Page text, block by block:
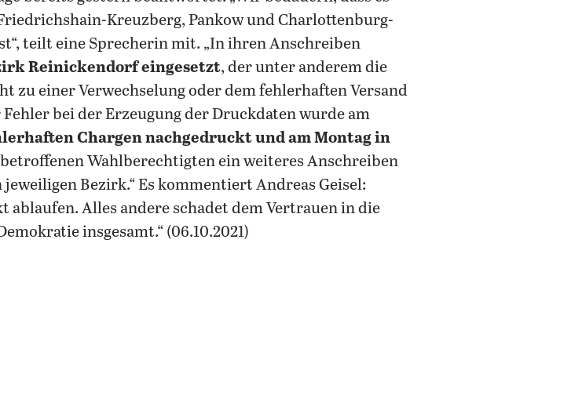
Kreuzberg, Pankow und Charlottenburg-
teilt eine Sprecherin mit. „In ihren Anschreiben
Reinickendorf eingesetzt, der unter anderem die
zu einer Verwechselung oder dem fehlerhaften Versand
bei der Erzeugung der Druckdaten wurde am
Chargen nachgedruckt und am Montag in
Wahlberechtigten ein weiteres Anschreiben
Bezirk.“ Es kommentiert Andreas Geisel:
ablaufen. Alles andere schadet dem Vertrauen in die
insgesamt.“ (06.10.2021)